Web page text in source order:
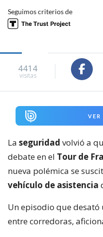
Seguimos criterios de
4414
visitas
VER
La seguridad volvió a
debate en el Tour de
nueva polémica se
vehículo de asistencia
Un episodio que desató
entre corredoras,